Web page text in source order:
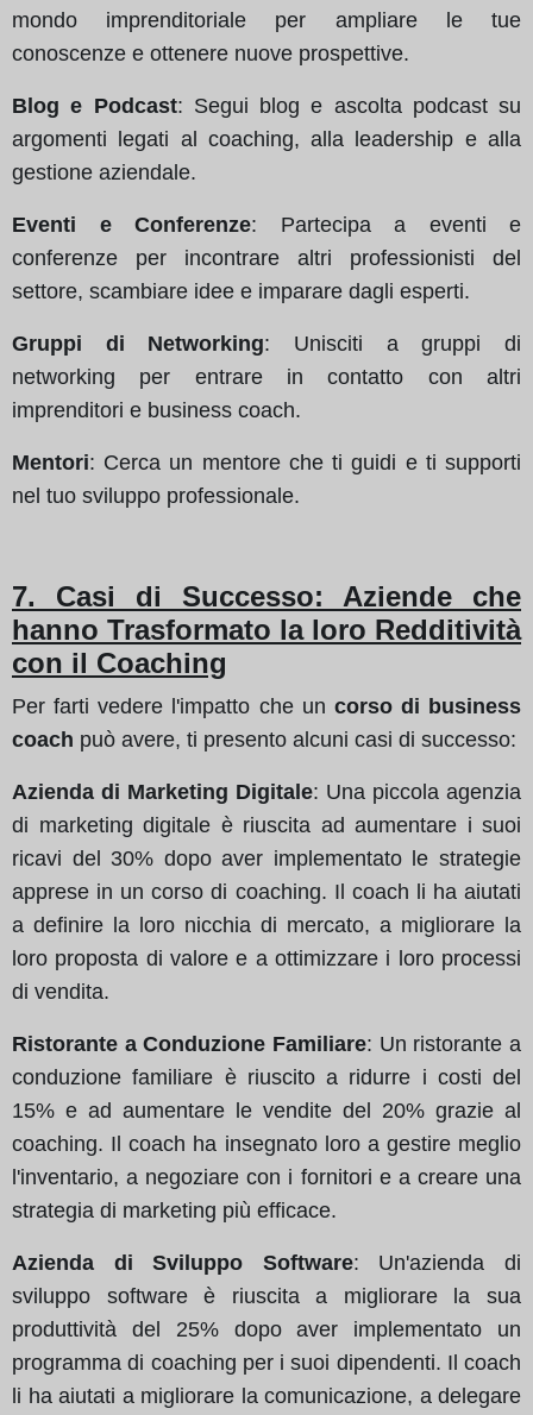
mondo imprenditoriale per ampliare le tue
conoscenze e ottenere nuove prospettive.
Blog e Podcast: Segui blog e ascolta podcast su
argomenti legati al coaching, alla leadership e alla
gestione aziendale.
Eventi e Conferenze: Partecipa a eventi e
conferenze per incontrare altri professionisti del
settore, scambiare idee e imparare dagli esperti.
Gruppi di Networking: Unisciti a gruppi di
networking per entrare in contatto con altri
imprenditori e business coach.
Mentori: Cerca un mentore che ti guidi e ti supporti
nel tuo sviluppo professionale.
7. Casi di Successo: Aziende che
hanno Trasformato la loro Redditività
con il Coaching
Per farti vedere l'impatto che un corso di business
coach può avere, ti presento alcuni casi di successo:
Azienda di Marketing Digitale: Una piccola agenzia
di marketing digitale è riuscita ad aumentare i suoi
ricavi del 30% dopo aver implementato le strategie
apprese in un corso di coaching. Il coach li ha aiutati
a definire la loro nicchia di mercato, a migliorare la
loro proposta di valore e a ottimizzare i loro processi
di vendita.
Ristorante a Conduzione Familiare: Un ristorante a
conduzione familiare è riuscito a ridurre i costi del
15% e ad aumentare le vendite del 20% grazie al
coaching. Il coach ha insegnato loro a gestire meglio
l'inventario, a negoziare con i fornitori e a creare una
strategia di marketing più efficace.
Azienda di Sviluppo Software: Un'azienda di
sviluppo software è riuscita a migliorare la sua
produttività del 25% dopo aver implementato un
programma di coaching per i suoi dipendenti. Il coach
li ha aiutati a migliorare la comunicazione, a delegare